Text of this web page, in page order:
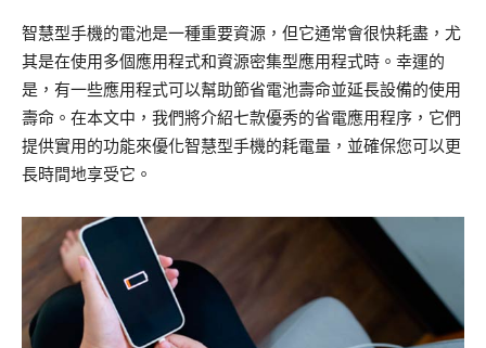
智慧型手機的電池是一種重要資源，但它通常會很快耗盡，尤
其是在使用多個應用程式和資源密集型應用程式時。幸運的
是，有一些應用程式可以幫助節省電池壽命並延長設備的使用
壽命。在本文中，我們將介紹七款優秀的省電應用程序，它們
提供實用的功能來優化智慧型手機的耗電量，並確保您可以更
長時間地享受它。